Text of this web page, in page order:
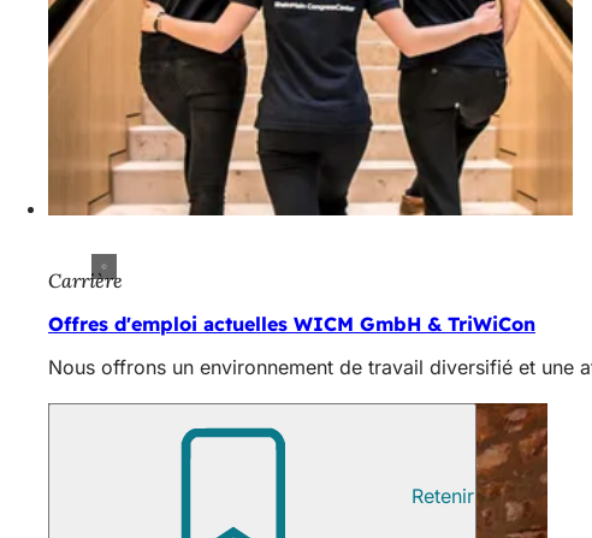
Carrière
Offres d'emploi actuelles WICM GmbH & TriWiCon
Nous offrons un environnement de travail diversifié et une
Retenir